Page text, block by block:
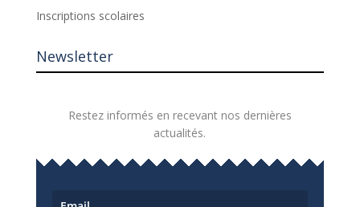
Inscriptions scolaires
Newsletter
Restez informés en recevant nos dernières
actualités.